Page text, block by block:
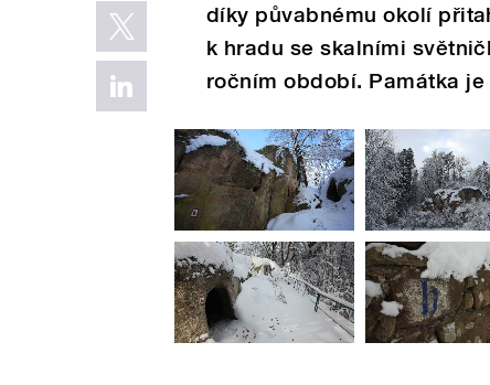
díky půvabnému okolí
k hradu se skalními
ročním období. Památka